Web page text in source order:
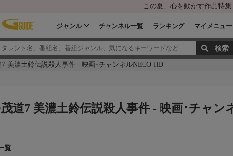
この夏、心を動かす作品特集
ジャンル チャンネル一覧 ランキング マイメニュー
美濃土鈴伝説殺人事件 - 映画･チャンネルNECO-HD
道7 美濃土鈴伝説殺人事件 - 映画･チャン
覧